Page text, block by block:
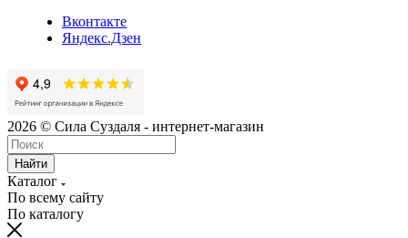
Вконтакте
Яндекс.Дзен
2026 © Сила Суздаля - интернет-магазин
Найти
Каталог
По всему сайту
По каталогу